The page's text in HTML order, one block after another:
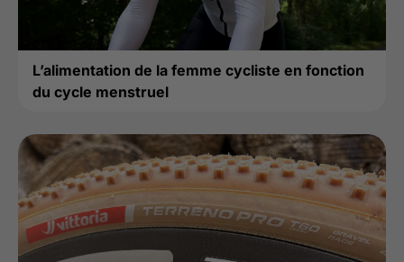
L’alimentation de la femme cycliste en fonction
du cycle menstruel